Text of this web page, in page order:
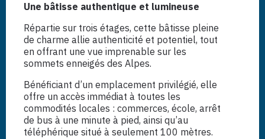
Une bâtisse authentique et lumineuse
Répartie sur trois étages, cette bâtisse pleine
de charme allie authenticité et potentiel, tout
en offrant une vue imprenable sur les
sommets enneigés des Alpes.
Bénéficiant d’un emplacement privilégié, elle
offre un accès immédiat à toutes les
commodités locales : commerces, école, arrêt
de bus à une minute à pied, ainsi qu’au
téléphérique situé à seulement 100 mètres.